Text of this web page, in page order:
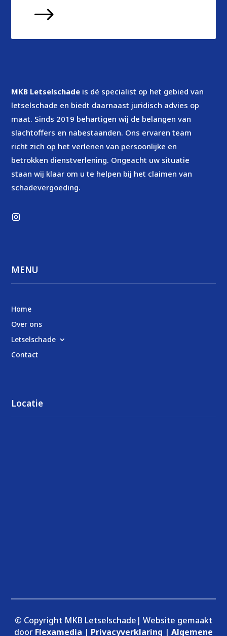
$
MKB Letselschade is dé specialist op het gebied van
letselschade en biedt daarnaast juridisch advies op
maat. Sinds 2019 behartigen wij de belangen van
slachtoffers en nabestaanden. Ons ervaren team
richt zich op het verlenen van persoonlijke en
betrokken dienstverlening. Ongeacht uw situatie
staan wij klaar om u te helpen bij het claimen van
schadevergoeding.
MENU
Home
Over ons
Letselschade
Contact
Locatie
© Copyright MKB Letselschade| Website gemaakt
door Flexamedia | Privacyverklaring | Algemene